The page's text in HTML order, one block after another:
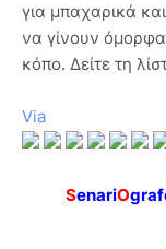
για μπαχαρικά
να γίνουν όμορφα
κόπο. Δείτε τη
Via
SenariO